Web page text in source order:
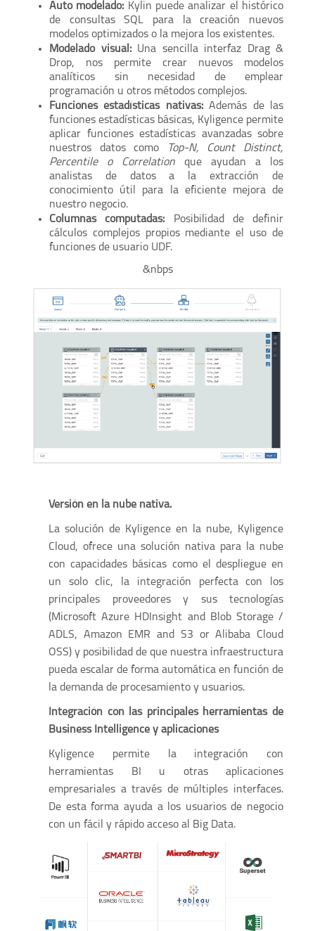
Auto modelado: Kylin puede analizar el histórico
de consultas SQL para la creación nuevos
modelos optimizados o la mejora los existentes.
Modelado visual: Una sencilla interfaz Drag &
Drop, nos permite crear nuevos modelos
analíticos sin necesidad de emplear
programación u otros métodos complejos.
Funciones estadísticas nativas:Además de las
funciones estadísticas básicas, Kyligence permite
aplicar funciones estadísticas avanzadas sobre
nuestros datos como
Top-N, Count Distinct,
Percentile o Correlation que ayudan a los
analistas de datos a la extracción de
conocimiento útil para la eficiente mejora de
nuestro negocio.
Columnas computadas: Posibilidad de definir
cálculos complejos propios mediante el uso de
funciones de usuario UDF.
&nbps
Versión en la nube nativa.
La solución de Kyligence en la nube, Kyligence
Cloud, ofrece una solución nativa para la nube
con capacidades básicas como el despliegue en
un solo clic, la integración perfecta con los
principales proveedores y sus tecnologías
(Microsoft Azure HDInsight and Blob Storage /
ADLS, Amazon EMR and S3 or Alibaba Cloud
OSS) y posibilidad de que nuestra infraestructura
pueda escalar de forma automática en función de
la demanda de procesamiento y usuarios.
Integración con las principales herramientas de
Business Intelligence y aplicaciones
Kyligence permite la integración con
herramientas BI u otras aplicaciones
empresariales a través de múltiples interfaces.
De esta forma ayuda a los usuarios de negocio
con un fácil y rápido acceso al Big Data.